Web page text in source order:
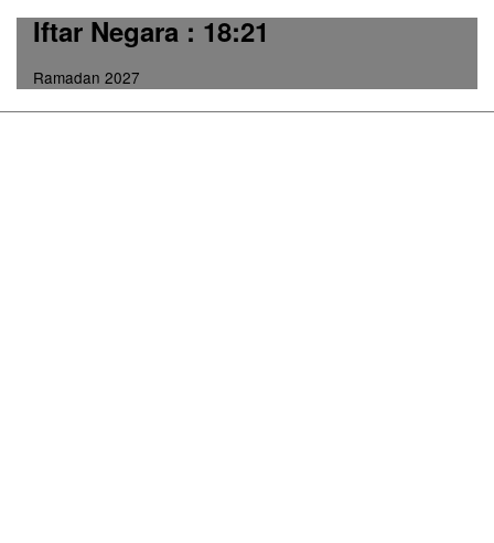
Iftar Negara: 18:21
Ramadan 2027